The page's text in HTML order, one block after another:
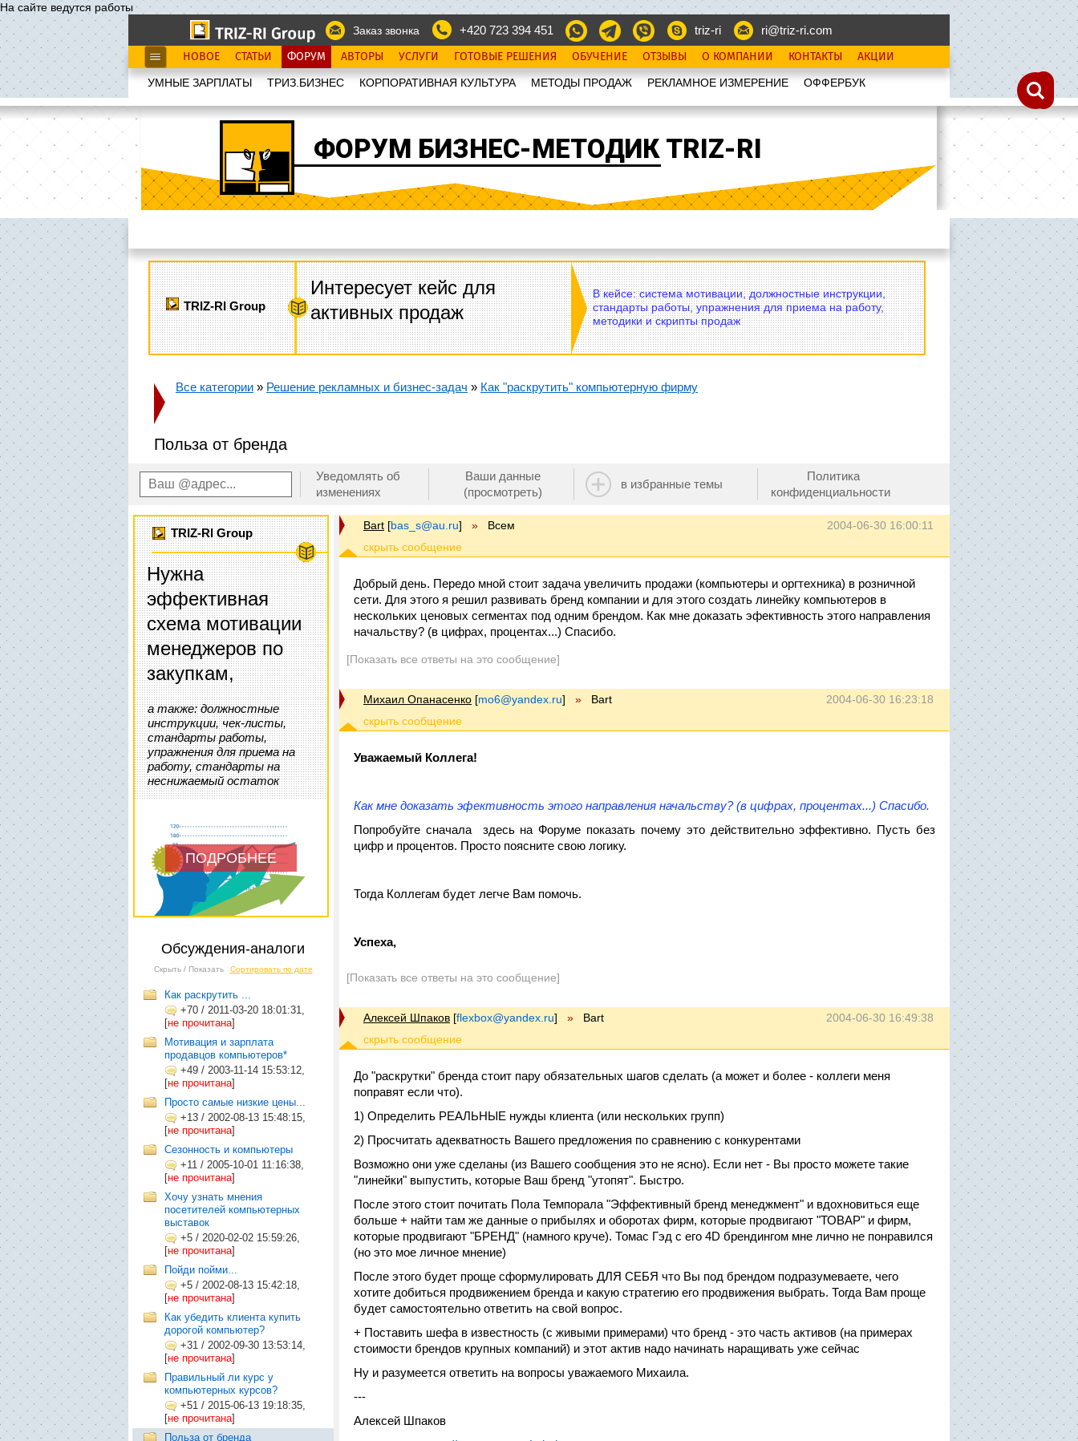
На сайте ведутся работы
Заказ звонка
+420 723 394 451 triz-ri ri@triz-ri.com
НОВОЕ СТАТЬИ ФОРУМ АВТОРЫ УСЛУГИ ГОТОВЫЕ РЕШЕНИЯ ОБУЧЕНИЕ ОТЗЫВЫ О КОМПАНИИ КОНТАКТЫ АКЦИИ
УМНЫЕ ЗАРПЛАТЫ ТРИЗ.БИЗНЕС КОРПОРАТИВНАЯ КУЛЬТУРА МЕТОДЫ ПРОДАЖ РЕКЛАМНОЕ ИЗМЕРЕНИЕ OФФЕРБУК
ФОРУМ БИЗНЕС-МЕТОДИК TRIZ-RI
TRIZ-RI Group
Интересует кейс для
активных продаж
В кейсе: система мотивации, должностные инструкции,
стандарты работы, упражнения для приема на работу,
методики и скрипты продаж
Все категории » Решение рекламных и бизнес-задач » Как "раскрутить" компьютерную фирму
Польза от бренда
Уведомлять об
изменениях
Ваши данные
(просмотреть)
в избранные темы
Политика
конфиденциальности
TRIZ-RI Group
Нужна
эффективная
схема мотивации
менеджеров по
закупкам,
а также: должностные
инструкции, чек-листы,
стандарты работы,
упражнения для приема на
работу, стандарты на
неснижаемый остаток
ПОДРОБНЕЕ
Обсуждения-аналоги
Скрыть / Показать Сортировать по дате
Как раскрутить ...
+70 / 2011-03-20 18:01:31,
[не прочитана]
Мотивация и зарплата
продавцов компьютеров*
+49 / 2003-11-14 15:53:12,
[не прочитана]
Просто самые низкие цены...
+13 / 2002-08-13 15:48:15,
[не прочитана]
Сезонность и компьютеры
+11 / 2005-10-01 11:16:38,
[не прочитана]
Хочу узнать мнения
посетителей компьютерных
выставок
+5 / 2020-02-02 15:59:26,
[не прочитана]
Пойди пойми...
+5 / 2002-08-13 15:42:18,
[не прочитана]
Как убедить клиента купить
дорогой компьютер?
+31 / 2002-09-30 13:53:14,
[не прочитана]
Правильный ли курс у
компьютерных курсов?
+51 / 2015-06-13 19:18:35,
[не прочитана]
Польза от бренда
2004-06-30 16:00:11
Bart [bas_s@au.ru] » Всем
Добрый день. Передо мной стоит задача увеличить продажи (компьютеры и оргтехника) в розничной
сети. Для этого я решил развивать бренд компании и для этого создать линейку компьютеров в
нескольких ценовых сегментах под одним брендом. Как мне доказать эфективность этого направления
начальству? (в цифрах, процентах...) Спасибо.
[Показать все ответы на это сообщение]
2004-06-30 16:23:18
Михаил Опанасенко [mo6@yandex.ru] » Bart
Уважаемый Коллега!
Как мне доказать эфективность этого направления начальству? (в цифрах, процентах...) Спасибо.
Попробуйте сначала здесь на Форуме показать почему это действительно эффективно. Пусть без
цифр и процентов. Просто поясните свою логику.
Тогда Коллегам будет легче Вам помочь.
Успеха,
[Показать все ответы на это сообщение]
2004-06-30 16:49:38
Алексей Шпаков [flexbox@yandex.ru] » Bart
До "раскрутки" бренда стоит пару обязательных шагов сделать (а может и более - коллеги меня
поправят если что).
1) Определить РЕАЛЬНЫЕ нужды клиента (или нескольких групп)
2) Просчитать адекватность Вашего предложения по сравнению с конкурентами
Возможно они уже сделаны (из Вашего сообщения это не ясно). Если нет - Вы просто можете такие
"линейки" выпустить, которые Ваш бренд "утопят". Быстро.
После этого стоит почитать Пола Темпорала "Эффективный бренд менеджмент" и вдохновиться еще
больше + найти там же данные о прибылях и оборотах фирм, которые продвигают "ТОВАР" и фирм,
которые продвигают "БРЕНД" (намного круче). Томас Гэд с его 4D брендингом мне лично не понравился
(но это мое личное мнение)
После этого будет проще сформулировать ДЛЯ СЕБЯ что Вы под брендом подразумеваете, чего
хотите добиться продвижением бренда и какую стратегию его продвижения выбрать. Тогда Вам проще
будет самостоятельно ответить на свой вопрос.
+ Поставить шефа в известность (с живыми примерами) что бренд - это часть активов (на примерах
стоимости брендов крупных компаний) и этот актив надо начинать наращивать уже сейчас
Ну и разумеется ответить на вопросы уважаемого Михаила.
---
Алексей Шпаков